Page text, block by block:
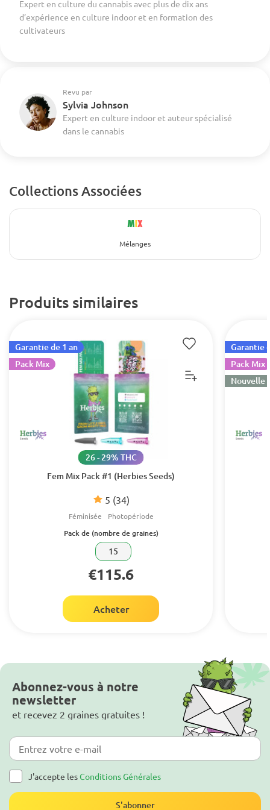
Expert en culture du cannabis avec plus de dix ans
d’expérience en culture indoor et en formation des
cultivateurs
Revu par
Sylvia Johnson
Expert en culture indoor et auteur spécialisé
dans le cannabis
Collections Associées
Mélanges
Produits similaires
Fem Mix Pack #1 (Herbies Seeds)
5 (34)
26 - 29% THC
Féminisée Photopériode
Garantie de 1 an
Pack Mix
Pack de (nombre de graines)
15
€115.6
Acheter
Garantie
Pack Mix
Nouvelle
Abonnez-vous à notre
newsletter
et recevez 2 graines gratuites !
J'accepte lesConditions Générales
S'abonner